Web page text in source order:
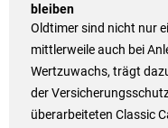
bleiben
Oldtimer sind nicht nur
mittlerweile auch bei
Wertzuwachs, trägt
der
überarbeiteten Classic